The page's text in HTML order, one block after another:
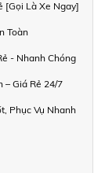
[Gọi Là Xe Ngay]
Toàn
- Nhanh Chóng
– Giá Rẻ 24/7
Phục Vụ Nhanh